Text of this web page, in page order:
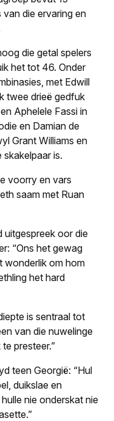
die ervaring en
die getal spelers
het tot 46. Onder
met Edwill
twee drieë gedfuk
Aphelele Fassi in
en Damian de
Grant Williams en
is.
voorry en vars
saam met Ruan
uitgespreek oor die
“Ons het gewag
wonderlik om hom
het hard
is sentraal tot
van die nuwelinge
presteer.”
teen Georgië: “Hul
duikslae en
nie onderskat nie